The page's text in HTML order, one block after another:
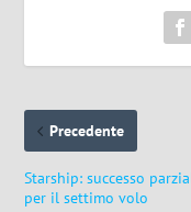
Precedente
Starship: successo
per il settimo volo